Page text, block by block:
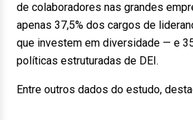
de colaboradores nas grandes
apenas 37,5% dos cargos de
que investem em diversidade — e
políticas estruturadas de DEI.
Entre outros dados do estudo,